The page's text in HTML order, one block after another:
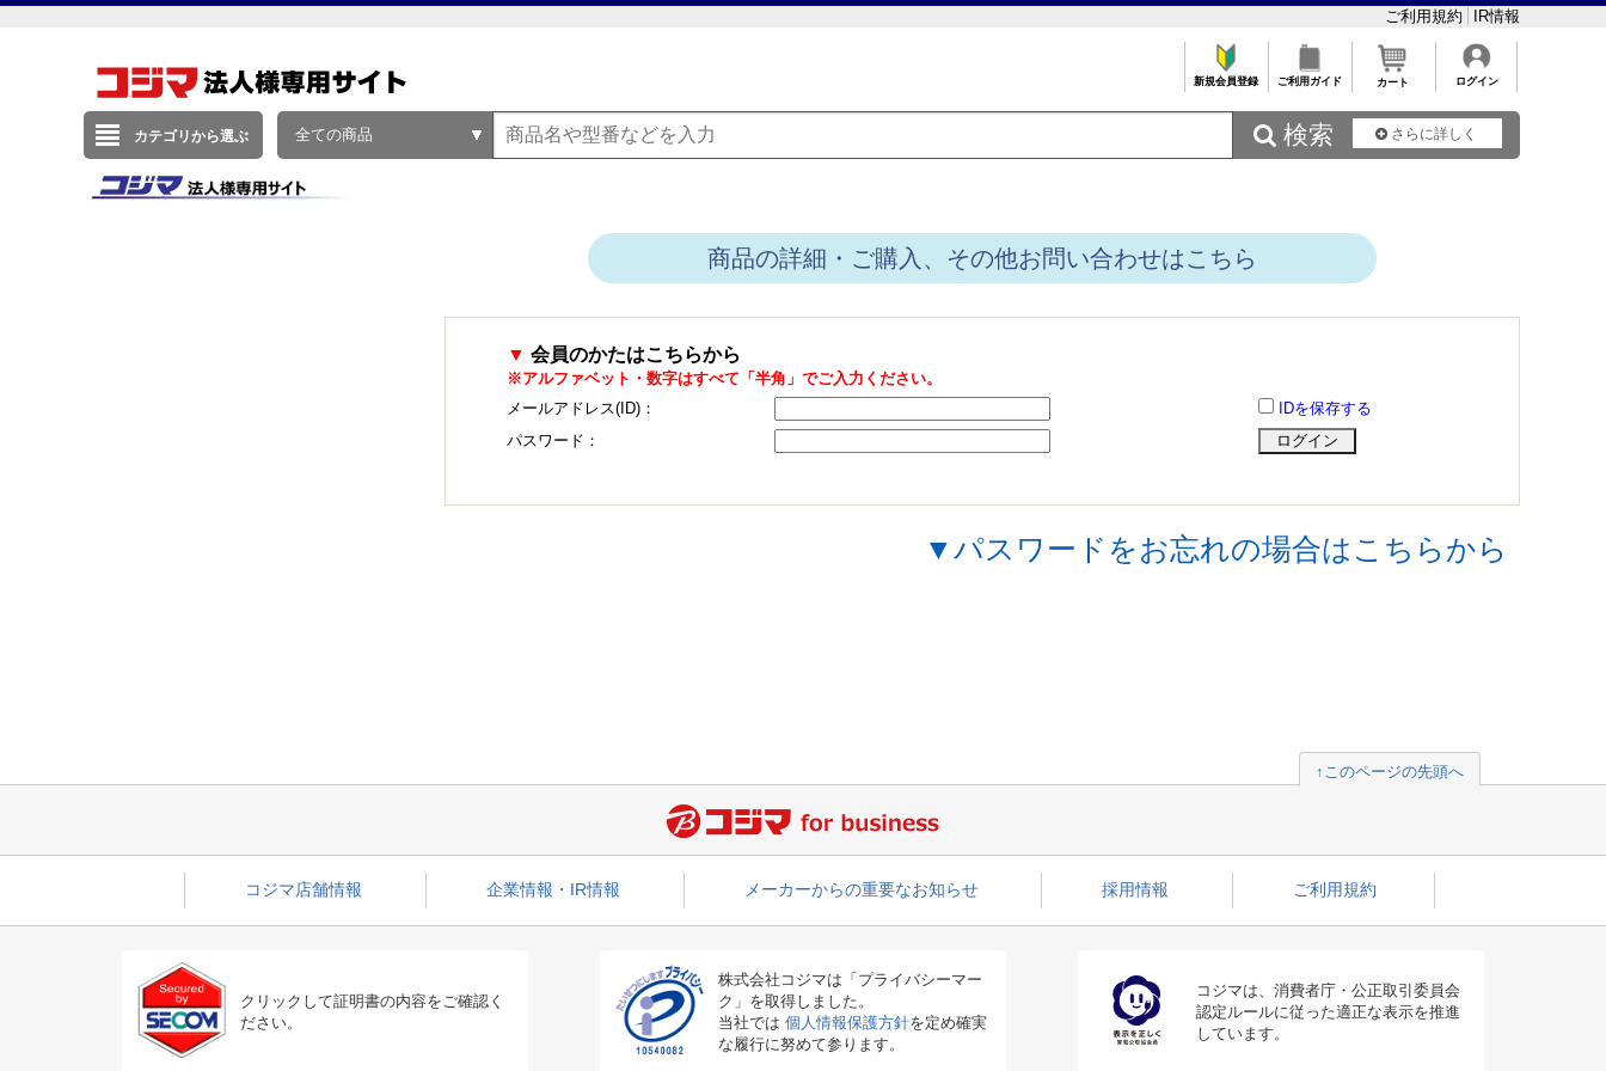
ご利用規約 IR情報
新規会員登録 ご利用ガイド カート ログイン
カテゴリから選ぶ 全ての商品  検索 さらに詳しく
商品の詳細・ご購入、その他お問い合わせはこちら
▼ 会員のかたはこちらから
※アルファベット・数字はすべて「半角」でご入力ください。
メールアドレス(ID)：
IDを保存する
パスワード：
▼パスワードをお忘れの場合はこちらから
↑このページの先頭へ
コジマ店舗情報 企業情報・IR情報 メーカーからの重要なお知らせ 採用情報 ご利用規約
クリックして証明書の内容をご確認く
ださい。
株式会社コジマは「プライバシーマー
ク」を取得しました。
当社では 個人情報保護方針を定め確実
な履行に努めて参ります。
コジマは、消費者庁・公正取引委員会
認定ルールに従った適正な表示を推進
しています。